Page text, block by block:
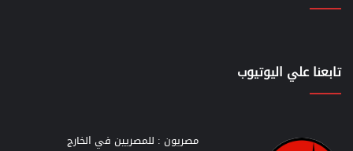
تابعنا علي اليوتيوب
مصريون : للمصريين في الخارج